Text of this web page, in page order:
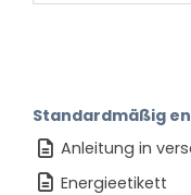
Standardmäßig
Anleitung in
Energieetikett